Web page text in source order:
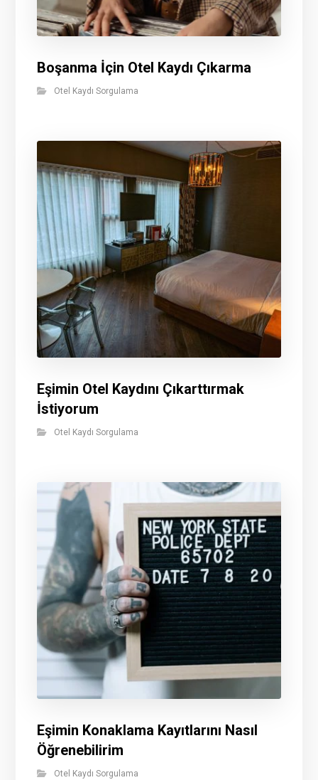
Boşanma İçin Otel Kaydı Çıkarma
Otel Kaydı Sorgulama
Eşimin Otel Kaydını Çıkarttırmak
İstiyorum
Otel Kaydı Sorgulama
Eşimin Konaklama Kayıtlarını Nasıl
Öğrenebilirim
Otel Kaydı Sorgulama